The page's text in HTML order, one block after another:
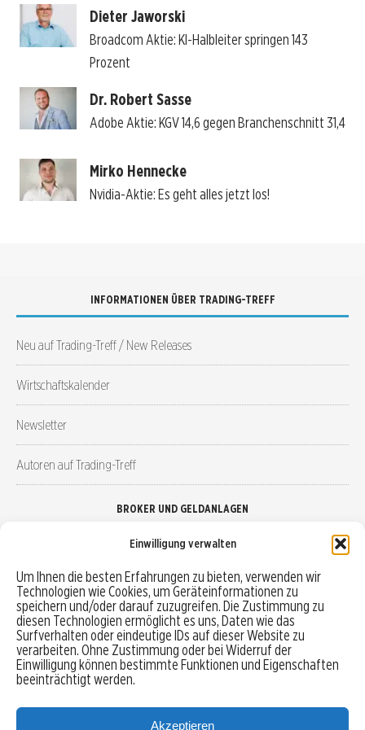
Einwilligung verwalten
Um Ihnen die besten Erfahrungen zu bieten, verwenden wir
Technologien wie Cookies, um Geräteinformationen zu
speichern und/oder darauf zuzugreifen. Die Zustimmung zu
diesen Technologien ermöglicht es uns, Daten wie das
Surfverhalten oder eindeutige IDs auf dieser Website zu
verarbeiten. Ohne Zustimmung oder bei Widerruf der
Einwilligung können bestimmte Funktionen und Eigenschaften
beeinträchtigt werden.
Akzeptieren
Dieter Jaworski
Broadcom Aktie: KI-Halbleiter springen 143
Prozent
Dr. Robert Sasse
Adobe Aktie: KGV 14,6 gegen Branchenschnitt 31,4
Mirko Hennecke
Nvidia-Aktie: Es geht alles jetzt los!
INFORMATIONEN ÜBER TRADING-TREFF
Neu auf Trading-Treff / New Releases
Wirtschaftskalender
Newsletter
Autoren auf Trading-Treff
BROKER UND GELDANLAGEN
Robo-Advisor vergleichen
Depotvergleich
Festgeld vergleichen
Tagesgeld vergleichen